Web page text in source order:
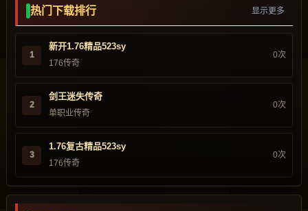
热门下载排行 显示更多
1
新开1.76精品523sy
176传奇
0次
2
剑王迷失传奇
单职业传奇
0次
3
1.76复古精品523sy
176传奇
0次